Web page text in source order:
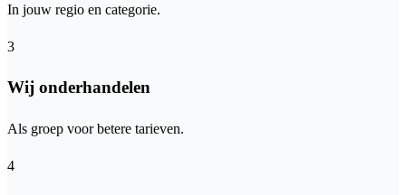
In jouw regio en categorie.
3
Wij onderhandelen
Als groep voor betere tarieven.
4